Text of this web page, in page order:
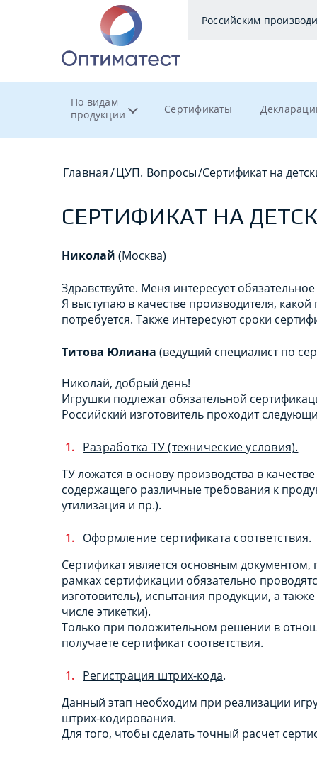
Российским
По видам
продукции
Сертификаты
Главная/ЦУП. Вопросы/Сертификат на
СЕРТИФИКАТ НА
Николай (Москва)
Здравствуйте. Меня интересует
Я выступаю в качестве производителя,
потребуется. Также интересуют сроки
Титова Юлиана (ведущий специалист по
Николай, добрый день!
Игрушки подлежат обязательной
Российский изготовитель проходит
Разработка ТУ (технические условия).
ТУ ложатся в основу производства в
содержащего различные требования к
утилизация и пр.).
Оформление сертификата соответствия.
Сертификат является основным
рамках сертификации обязательно
изготовитель), испытания продукции, а
числе этикетки).
Только при положительном решении в
получаете сертификат соответствия.
Регистрация штрих-кода.
Данный этап необходим при реализации
штрих-кодирования.
Для того, чтобы сделать точный расчет